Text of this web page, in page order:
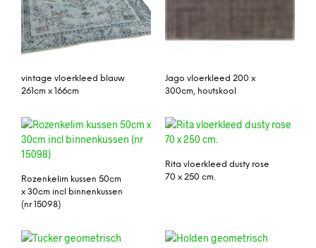
vintage vloerkleed blauw
261cm x 166cm
Jago vloerkleed 200 x
300cm, houtskool
Rozenkelim kussen 50cm
x 30cm incl binnenkussen
(nr 15098)
Rita vloerkleed dusty rose
70 x 250 cm.